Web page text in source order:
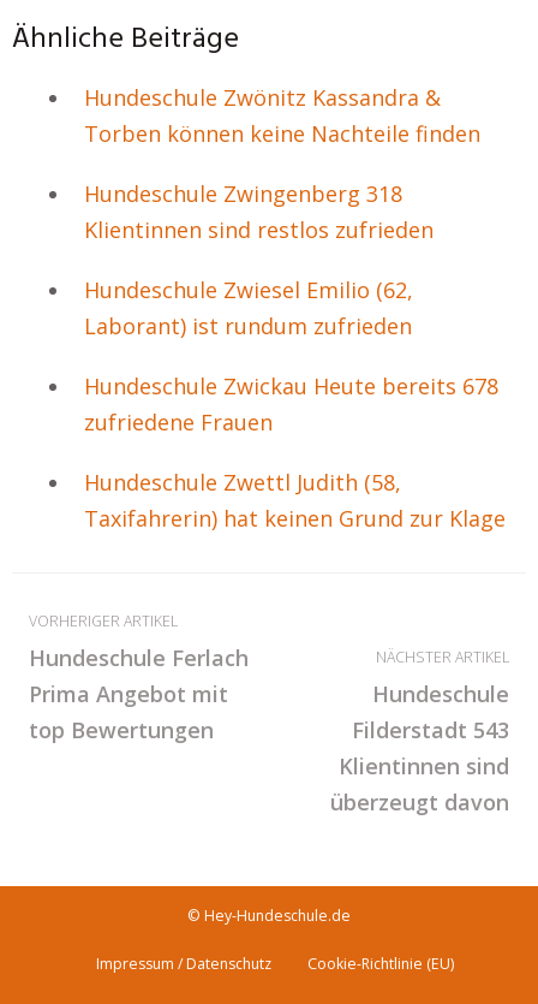
Ähnliche Beiträge
Hundeschule Zwönitz Kassandra &
Torben können keine Nachteile finden
Hundeschule Zwingenberg 318
Klientinnen sind restlos zufrieden
Hundeschule Zwiesel Emilio (62,
Laborant) ist rundum zufrieden
Hundeschule Zwickau Heute bereits 678
zufriedene Frauen
Hundeschule Zwettl Judith (58,
Taxifahrerin) hat keinen Grund zur Klage
VORHERIGER ARTIKEL
Hundeschule Ferlach
Prima Angebot mit
top Bewertungen
NÄCHSTER ARTIKEL
Hundeschule
Filderstadt 543
Klientinnen sind
überzeugt davon
© Hey-Hundeschule.de
Impressum / Datenschutz Cookie-Richtlinie (EU)